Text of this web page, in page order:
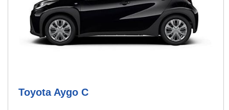
Toyota Aygo C